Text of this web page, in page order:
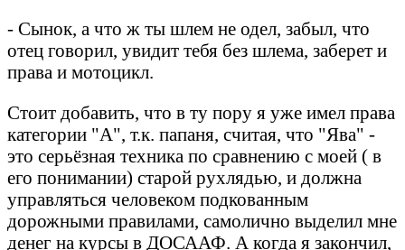
- Сынок, а что ж ты шлем не одел, забыл, что
отец говорил, увидит тебя без шлема, заберет и
права и мотоцикл.
Стоит добавить, что в ту пору я уже имел права
категории "А", т.к. папаня, считая, что "Ява" -
это серьёзная техника по сравнению с моей ( в
его понимании) старой рухлядью, и должна
управляться человеком подкованным
дорожными правилами, самолично выделил мне
денег на курсы в ДОСААФ. А когда я закончил,